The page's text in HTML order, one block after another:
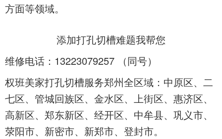
方面等领域。
添加打孔切槽难题我帮您
维修电话：13223079257 （同号）
权班美家打孔切槽服务郑州全区域：中原区、二
七区、管城回族区、金水区、上街区、惠济区、
高新区、郑东新区、经开区、中牟县、巩义市、
荥阳市、新密市、新郑市、登封市。